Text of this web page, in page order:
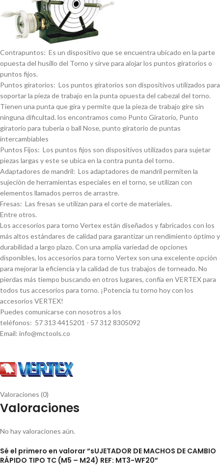
Contrapuntos: Es un dispositivo que se encuentra ubicado en la parte
opuesta del husillo del Torno y sirve para alojar los puntos giratorios o
puntos fijos.
Puntos giratorios: Los puntos giratorios son dispositivos utilizados para
soportar la pieza de trabajo en la punta opuesta del cabezal del torno.
Tienen una punta que gira y permite que la pieza de trabajo gire sin
ninguna dificultad. los encontramos como Punto Giratorio, Punto
giratorio para tuberí­a o ball Nose, punto giratorio de puntas
intercambiables
Puntos Fijos: Los puntos fijos son dispositivos utilizados para sujetar
piezas largas y este se ubica en la contra punta del torno.
Adaptadores de mandril: Los adaptadores de mandril permiten la
sujeción de herramientas especiales en el torno, se utilizan con
elementos llamados perros de arrastre.
Fresas: Las fresas se utilizan para el corte de materiales.
Entre otros.
Los accesorios para torno Vertex están diseñados y fabricados con los
más altos estándares de calidad para garantizar un rendimiento óptimo y
durabilidad a largo plazo. Con una amplia variedad de opciones
disponibles, los accesorios para torno Vertex son una excelente opción
para mejorar la eficiencia y la calidad de tus trabajos de torneado. No
pierdas más tiempo buscando en otros lugares, confí­a en VERTEX para
todos tus accesorios para torno. ¡Potencia tu torno hoy con los
accesorios VERTEX!
Puedes comunicarse con nosotros a los
teléfonos: 57 313 4415201 - 57 312 8305092
Email: info@mctools.co
Valoraciones (0)
Valoraciones
No hay valoraciones aún.
Sé el primero en valorar “sUJETADOR DE MACHOS DE CAMBIO
RÁPIDO TIPO TC (M5 – M24) REF: MT3-WF20”